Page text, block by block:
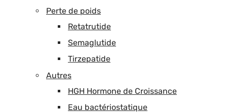
Perte de poids
Retatrutide
Semaglutide
Tirzepatide
Autres
HGH Hormone de Croissance
Eau bactériostatique